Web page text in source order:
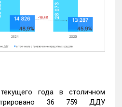
года в столичном
36 759 ДДУ